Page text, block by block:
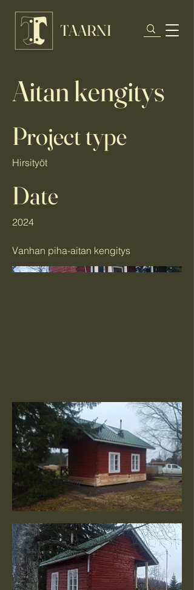
TAARNI
Aitan kengitys
Project type
Hirsityöt
Date
2024
Vanhan piha-aitan kengitys